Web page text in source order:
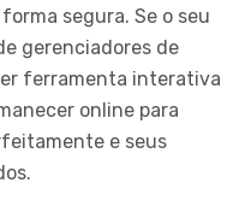
segura. Se o seu
gerenciadores de
ferramenta interativa
online para
e seus